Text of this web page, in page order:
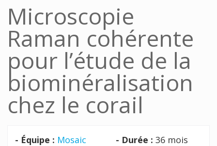
en
photonique
Microscopie
Raman cohérente
pour l’étude de la
biominéralisation
chez le corail
- Équipe : Mosaic
- Durée : 36 mois